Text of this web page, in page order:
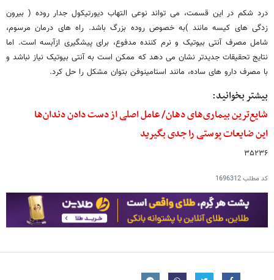
درد شکم در این قسمت، می تواند نوعی التهاب دیورتیکول جدار روده ( بیرون
زدگی های کیسه مانند )به خصوص روده بزرگ باشد. راه های درمان مرسوم،
شامل مصرف آنتی بیوتیک و نرم کننده مدفوع، برای پیشگیری ازآبسه است. اما
نتایج تحقیقات جدیدتر نشان می دهد که ممکن است به آنتی بیوتیک نیاز نباشد و
با مصرف دارو های ساده، مانند استامینوفن بتوان مشکل را حل کرد.
بیشتر بخوانید:
شایع‌ترین بیماری‌های دهان/ عامل اصلی از دست دادن دندان‌ها
این ضایعات پوستی را جدی بگیرید
۳۵۲۳۶
کد مطلب1696312